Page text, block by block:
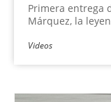
Primera entrega
Márquez, la
Videos